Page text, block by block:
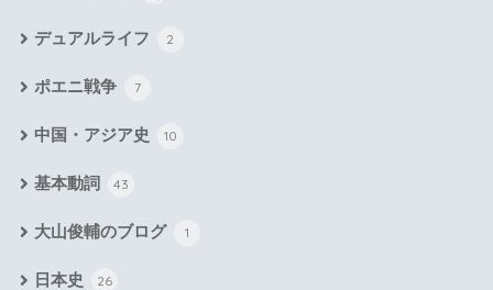
デュアルライフ 2
ポエニ戦争 7
中国・アジア史 10
基本動詞 43
大山俊輔のブログ 1
日本史 26